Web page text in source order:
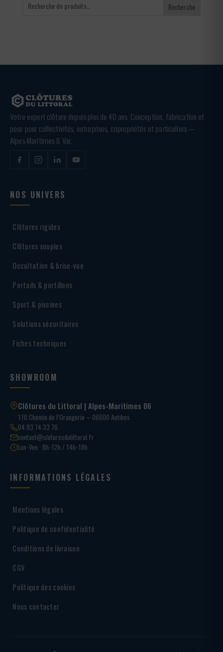
Recherche
Votre expert clôture depuis plus de 40 ans. Conception, fabrication et
pose pour collectivités, entreprises, copropriétés et particuliers —
Alpes-Maritimes & Var.
NOS UNIVERS
Clôtures rigides
Clôtures souples
Occultation & brise-vue
Portails & portillons
Sport & piscines
Solutions sécuritaires
Fiches techniques
SHOWROOM
Clôtures du Littoral | Alpes-Maritimes 06
170 Chemin de l’Orangerie – 06600 Antibes
04 93 74 33 76
contact@cloturesdulittoral.fr
Lun-Ven · 8h-12h / 14h-18h
INFORMATIONS LÉGALES
Mentions légales
Politique de confidentialité
Conditions de livraison
CGV
Politique des cookies
Nous contacter